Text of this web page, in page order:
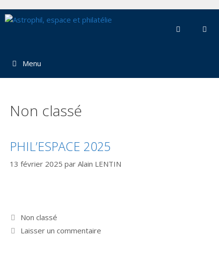
au
Menu
Non classé
PHIL’ESPACE 2025
13 février 2025 par Alain LENTIN
Catégories
Non classé
Laisser un commentaire